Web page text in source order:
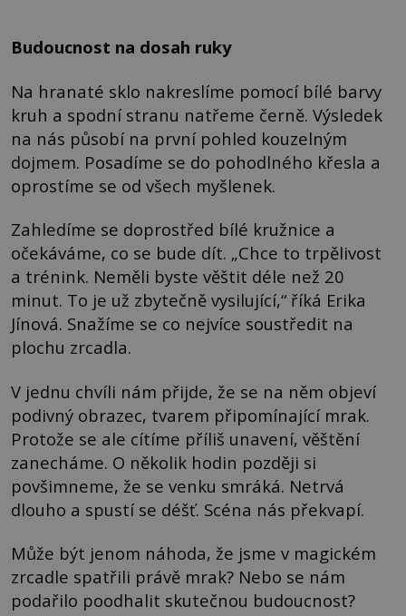
Budoucnost na dosah ruky
Na hranaté sklo nakreslíme pomocí bílé barvy
kruh a spodní stranu natřeme černě. Výsledek
na nás působí na první pohled kouzelným
dojmem. Posadíme se do pohodlného křesla a
oprostíme se od všech myšlenek.
Zahledíme se doprostřed bílé kružnice a
očekáváme, co se bude dít. „Chce to trpělivost
a trénink. Neměli byste věštit déle než 20
minut. To je už zbytečně vysilující,“ říká Erika
Jínová. Snažíme se co nejvíce soustředit na
plochu zrcadla.
V jednu chvíli nám přijde, že se na něm objeví
podivný obrazec, tvarem připomínající mrak.
Protože se ale cítíme příliš unavení, věštění
zanecháme. O několik hodin později si
povšimneme, že se venku smráká. Netrvá
dlouho a spustí se déšť. Scéna nás překvapí.
Může být jenom náhoda, že jsme v magickém
zrcadle spatřili právě mrak? Nebo se nám
podařilo poodhalit skutečnou budoucnost?